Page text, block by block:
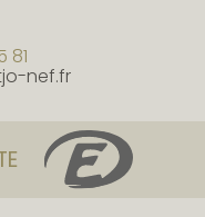
81
nef.fr